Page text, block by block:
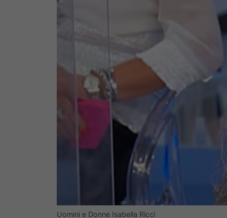
Uomini e Donne Isabella Ricci